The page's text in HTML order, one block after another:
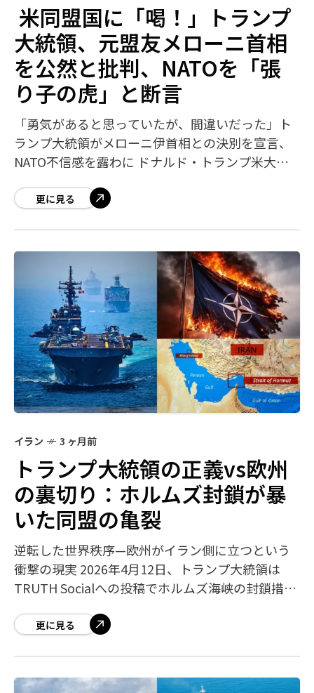
米同盟国に「喝！」トランプ
大統領、元盟友メローニ首相
を公然と批判、NATOを「張
り子の虎」と断言
「勇気があると思っていたが、間違いだった」ト
ランプ大統領がメローニ伊首相との決別を宣言、
NATO不信感を露わに ドナルド・トランプ米大統
し「勇気があると思っていたが、それは誤り
更に見る
イラン 3 ヶ月前
トランプ大統領の正義vs欧州
の裏切り：ホルムズ封鎖が暴
いた同盟の亀裂
逆転した世界秩序—欧州がイラン側に立つという
衝撃の現実 2026年4月12日、トランプ大統領は
TRUTH Socialへの投稿でホルムズ海峡の封鎖措置
（IRGC）が海峡を実質的に支
更に見る